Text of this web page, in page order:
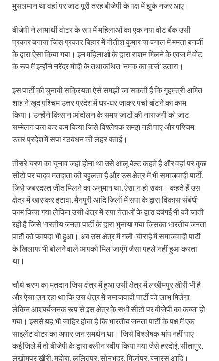
मुसलमान था वहां पर जाट पूरी तरह बीजेपी के पक्ष में झुके नजर आए।
बीजेपी ने लाभार्थी वोटर के रूप में महिलाओं का एक नया वोट बैंक उसी
प्रकार बनाया जिस प्रकार बिहार में नीतीश कुमार या बंगाल में ममता बनर्जी
के द्वारा ऐसा किया गया। इन महिलाओं के द्वारा राशन मिलने के एवज में वोट
के रूप में इन्होंने नरेंद्र मोदी के तथाकथित ‘नमक का कर्ज’ उतारा।
इस पार्टी की चुनावी सक्रियता ऐसे समझी जा सकती है कि गृहमंत्री अमित
शाह ने खुद पश्चिम उत्तर प्रदेश में घर-घर जाकर पर्चा बांटने का काम
किया। उन्होंने किसान आंदोलन के समय जाटों की नाराजगी को जाट
सम्मेलन करा कर कम किया जिसे विश्लेषक समझ नहीं पाए और पश्चिम
उत्तर प्रदेश में सपा गठबंधन की लहर बताई।
तीसरे चरण का चुनाव जहां होना था उसे आलू बेल्ट कहते हैं और वहां पर कुछ
सीटों पर यादव मतदाता की बहुलता है और उस क्षेत्र में भी समाजवादी पार्टी,
जिसे जबरदस्त जीत मिलने का अनुमान था, ऐसा न हो सका। कहते हैं उस
क्षेत्र में खासकर इटावा, मैनपुरी आदि जिलों में सपा के द्वारा विकास संबंधी
काम किया गया लेकिन उसी क्षेत्र में सपा नेताओं के द्वारा दबंगई भी की जाती
रही है जिसे भारतीय जनता पार्टी के द्वारा भुनाया गया जिसका भारतीय जनता
पार्टी को फायदा भी हुआ। अब उस क्षेत्र में गली-चौराहे में समाजवादी पार्टी
के खिलाफ भी बोलने वाले आपको मिल जाएंगे जैसा पहले नहीं हुआ करता
था।
चौथे चरण का मतदान जिस क्षेत्र में हुआ उसी क्षेत्र में लखीमपुर खीरी भी है
और ऐसा लग रहा था कि उस क्षेत्र में समाजवादी पार्टी को लाभ मिलेगा
लेकिन आश्चर्यजनक रूप से इस क्षेत्र के सभी सीटों पर बीजेपी का कब्जा हो
गया। इससे यह भी जाहिर होता है कि भारतीय जनता पार्टी के पक्ष में एक
साइलेंट वोटर का अपार जन समर्थन था। जिसे विश्लेषक भांप नहीं पाए।
कई जिले में तो बीजेपी के द्वारा क्लीन स्वीप किया गया जैसे हरदोई, सीतापुर,
लखीमपुर खीरी, महोबा, ललितपुर, सोनभद्र, मिर्जापुर, बनारस आदि।